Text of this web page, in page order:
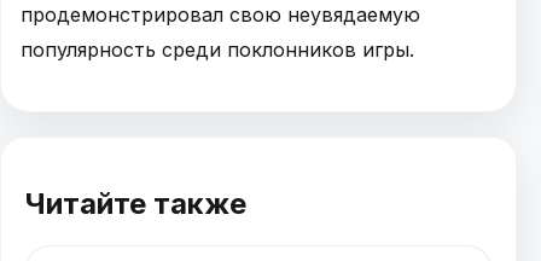
продемонстрировал свою неувядаемую
популярность среди поклонников игры.
Читайте также